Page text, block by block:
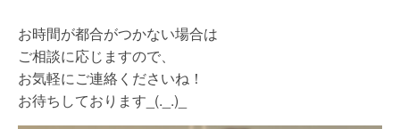
お時間が都合がつかない場合は
ご相談に応じますので、
お気軽にご連絡くださいね！
お待ちしております_(._.)_